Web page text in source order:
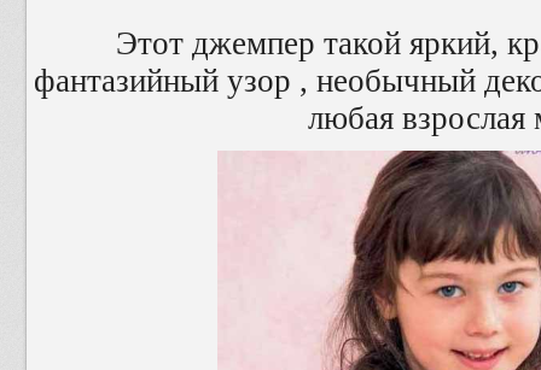
Этот джемпер такой яркий,
фантазийный узор , необычный
любая